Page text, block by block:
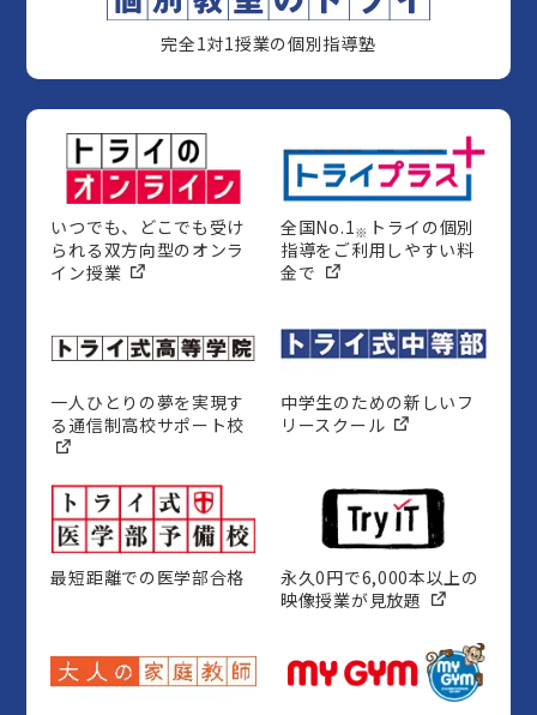
完全1対1授業の個別指導塾
いつでも、どこでも受け
られる双方向型のオンラ
イン授業
全国No.1※ トライの個別
指導をご利用しやすい料
金で
一人ひとりの夢を実現す
る通信制高校サポート校
中学生のための新しいフ
リースクール
最短距離での医学部合格
永久0円で6,000本以上の
映像授業が見放題